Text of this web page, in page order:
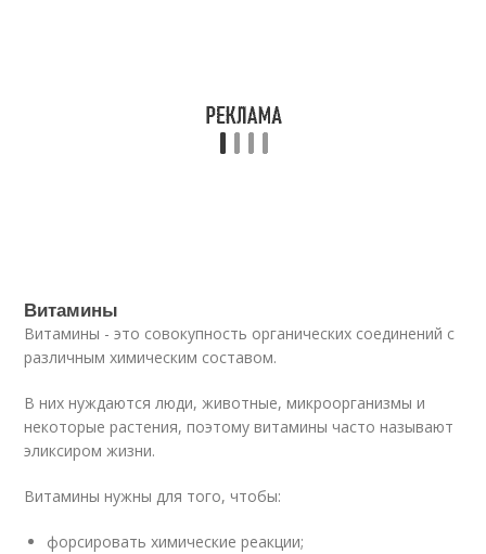
Витамины
Витамины - это совокупность органических соединений с
различным химическим составом.
В них нуждаются люди, животные, микроорганизмы и
некоторые растения, поэтому витамины часто называют
эликсиром жизни.
Витамины нужны для того, чтобы:
форсировать химические реакции;